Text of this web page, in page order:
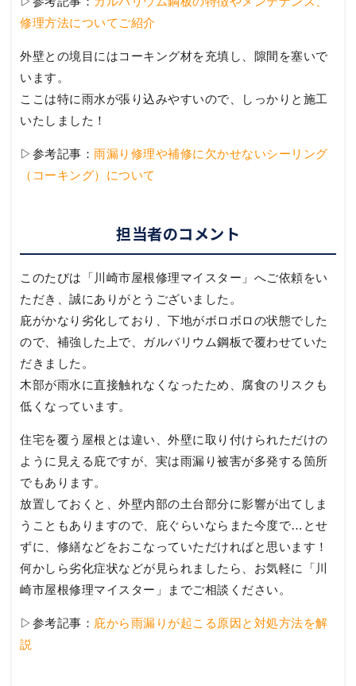
修理方法についてご紹介
外壁との境目にはコーキング材を充填し、隙間を塞いで
います。
ここは特に雨水が張り込みやすいので、しっかりと施工
いたしました！
▷参考記事： 雨漏り修理や補修に欠かせないシーリング
（コーキング）について
担当者のコメント
このたびは「川崎市屋根修理マイスター」へご依頼をい
ただき、誠にありがとうございました。
庇がかなり劣化しており、下地がボロボロの状態でした
ので、補強した上で、ガルバリウム鋼板で覆わせていた
だきました。
木部が雨水に直接触れなくなったため、腐食のリスクも
低くなっています。
住宅を覆う屋根とは違い、外壁に取り付けられただけの
ように見える庇ですが、実は雨漏り被害が多発する箇所
でもあります。
放置しておくと、外壁内部の土台部分に影響が出てしま
うこともありますので、庇ぐらいならまた今度で…とせ
ずに、修繕などをおこなっていただければと思います！
何かしら劣化症状などが見られましたら、お気軽に「川
崎市屋根修理マイスター」までご相談ください。
▷参考記事： 庇から雨漏りが起こる原因と対処方法を解
説